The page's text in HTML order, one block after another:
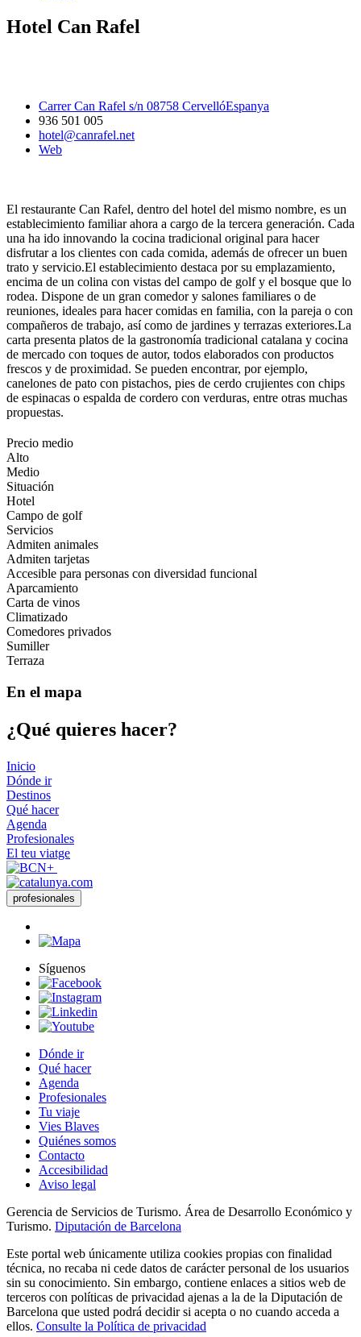
Hotel Can Rafel
Carrer Can Rafel s/n 08758 CervellóEspanya
936 501 005
hotel@canrafel.net
Web
El restaurante Can Rafel, dentro del hotel del mismo nombre, es un
establecimiento familiar ahora a cargo de la tercera generación. Cada
una ha ido innovando la cocina tradicional original para hacer
disfrutar a los clientes con cada comida, además de ofrecer un buen
trato y servicio.El establecimiento destaca por su emplazamiento,
encima de un colina con vistas del campo de golf y el bosque que lo
rodea. Dispone de un gran comedor y salones familiares o de
reuniones, ideales para hacer comidas en familia, con la pareja o con
compañeros de trabajo, así como de jardines y terrazas exteriores.La
carta presenta platos de la gastronomía tradicional catalana y cocina
de mercado con toques de autor, todos elaborados con productos
frescos y de proximidad. Se pueden encontrar, por ejemplo,
canelones de pato con pistachos, pies de cerdo crujientes con chips
de espinacas o espalda de cordero con verduras, entre otras muchas
propuestas.
Precio medio
Alto
Medio
Situación
Hotel
Campo de golf
Servicios
Admiten animales
Admiten tarjetas
Accesible para personas con diversidad funcional
Aparcamiento
Carta de vinos
Climatizado
Comedores privados
Sumiller
Terraza
En el mapa
¿Qué quieres hacer?
Inicio
Dónde ir
Destinos
Qué hacer
Agenda
Profesionales
El teu viatge
profesionales
Síguenos
Dónde ir
Qué hacer
Agenda
Profesionales
Tu viaje
Vies Blaves
Quiénes somos
Contacto
Accesibilidad
Aviso legal
Gerencia de Servicios de Turismo. Área de Desarrollo Económico y
Turismo. Diputación de Barcelona
Este portal web únicamente utiliza cookies propias con finalidad
técnica, no recaba ni cede datos de carácter personal de los usuarios
sin su conocimiento. Sin embargo, contiene enlaces a sitios web de
terceros con políticas de privacidad ajenas a la de la Diputación de
Barcelona que usted podrá decidir si acepta o no cuando acceda a
ellos. Consulte la Política de privacidad